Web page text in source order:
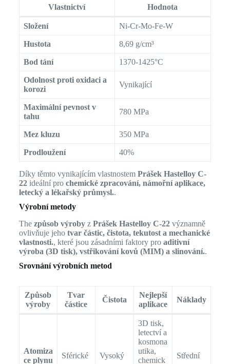
Vlastnictví Hodnota
Složení Ni-Cr-Mo-Fe-W
Hustota 8,69 g/cm³
Bod tání 1370-1425°C
Odolnost proti oxidaci a
korozi
Vynikající
Maximální pevnost v
tahu
780 MPa
Mez kluzu 350 MPa
Prodloužení 40%
Díky těmto vynikajícím vlastnostem Prášek Hastelloy C-
22ideální pro chemické zpracování, námořní aplikace,
letecký a lékařský průmysl..
Výrobní metody
The způsob výrobyz Prášek Hastelloy C-22významně
ovlivňuje jeho tvar částic, čistota, tekutost a mechanické
vlastnosti., které jsou zásadními faktory pro aditivní
výroba (3D tisk), vstřikování kovů (MIM) a slinování..
Srovnání výrobních metod
Způsob
výroby
Tvar
částice
Čistota
Nejlepší
aplikace
Náklady
Atomiza
ce plynu
Sférické Vysoký
3D tisk,
letectví a
kosmona
utika,
chemick
Střední